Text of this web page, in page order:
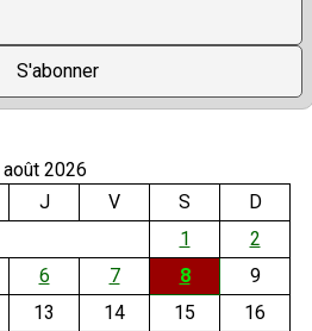
août 2026
J V S
D
1
2
6 7 8
9
13 14 15
16